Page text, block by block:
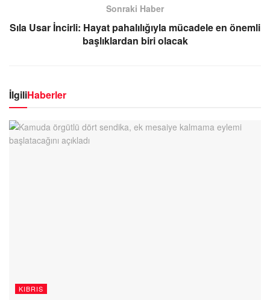
Sonraki Haber
Sıla Usar İncirli: Hayat pahalılığıyla mücadele en önemli
başlıklardan biri olacak
İlgiliHaberler
KIBRIS